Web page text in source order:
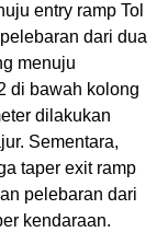
entry ramp Tol
dari dua
menuju
di bawah kolong
dilakukan
Sementara,
taper exit ramp
pelebaran dari
kendaraan.